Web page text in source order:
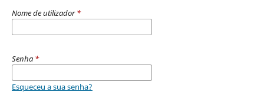
Nome de utilizador*
Senha *
Esqueceu a sua senha?